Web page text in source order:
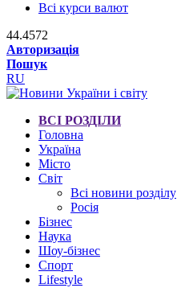
Всі курси валют
44.4572
Авторизація
Пошук
RU
ВСІ РОЗДІЛИ
Головна
Україна
Місто
Світ
Всі новини розділу
Росія
Бізнес
Наука
Шоу-бізнес
Спорт
Lifestyle